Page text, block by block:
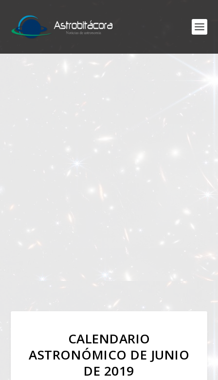
CALENDARIO
ASTRONÓMICO DE JUNIO
DE 2019